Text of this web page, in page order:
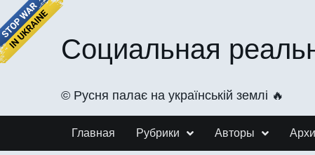
Социальная
©️ Русня палає на українській землі 🔥
Главная Рубрики Авторы